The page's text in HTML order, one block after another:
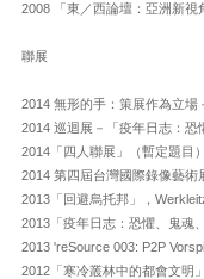
2008 「東／西論壇：亞洲新
聯展
2014 無形的手：策展作為立
2014 巡迴展－「疫年日志：
2014「四人聯展」（暫定題目
2014 第四屆台灣國際錄像藝
2013「回避烏托邦」，
2013「疫年日志：恐懼、鬼魂
2013 'reSource 003: P2P
2012「寒冷叢林中的都會文明